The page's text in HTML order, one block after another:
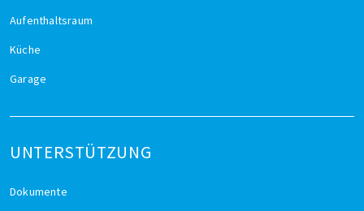
Aufenthaltsraum
Küche
Garage
UNTERSTÜTZUNG
Dokumente